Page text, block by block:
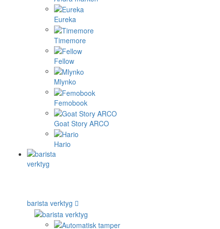
Eureka
Timemore
Fellow
Mlynko
Femobook
Goat Story ARCO
Hario
barista verktyg